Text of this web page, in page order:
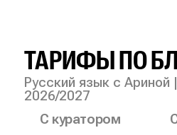
ТАРИФЫ ПО
Русский язык с Ариной
2026/2027
С куратором